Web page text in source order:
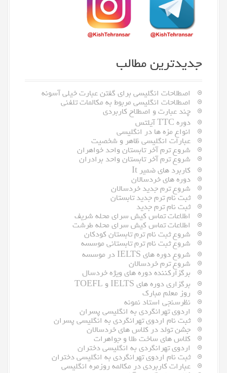
جدیدترین مطالب
اصطلاحات انگلیسی برای گفتن عبارت خیلی آسونه
اصطلاحات انگلیسی مربوط به مکالمات تلفنی
چند عبارت و اصطلاح کاربردی
دوره TTC آیلتس
انواع مزه ها در انگلیسی
عبارات انگلیسی ظاهر و شخصیت
شروع ترم آخر تابستان واحد خواهران
شروع ترم آخر تابستان واحد برادران
کاربرد های ضمیر It
دوره های خردسالان
شروع ترم جدید خردسالان
ثبت نام ترم جدید تابستان
ثبت نام ترم جدید
اطلاعات تماس کیش سرای محله شریف
اطلاعات تماس کیش سرای محله طرشت
شروع ثبت نام ترم تابستان کودکان
شروع ثبت نام ترم تابستانی موسسه
شروع دوره های IELTS در موسسه
شروع ترم خردسالان
برگزارکننده دوره های ویژه خردسال
برگزاری دوره های IELTS و TOEFL
روز معلم مبارک
نظرسنجی استاد نمونه
اردوی تهرانگردی به انگلیسی پسران
ثبت نام اردوی تهرانگردی به انگلیسی پسران
جشن تولد در کلاس های خردسالان
کلاس های ساخت طلا و جواهرات
اردوی تهرانگردی به انگلیسی دختران
ثبت نام اردوی تهرانگردی به انگلیسی دختران
عبارات کاربردی در مکالمه روزمره انگلیسی